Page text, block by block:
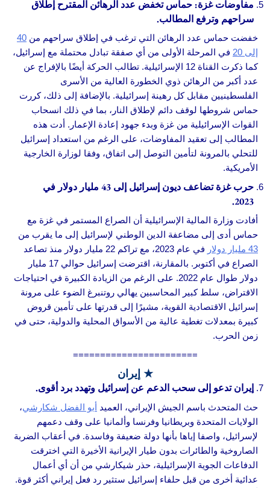
مفاوضات غزة: حماس تخفض عدد الرهائن المقترح إطلاق
سراحهم وترفع المطالب.
خفضت حماس عدد الرهائن التي ترغب في إطلاق سراحهم من 40
إلى 20
في المرحلة الأولى من أي صفقة تبادل محتملة مع إسرائيل،
كما ذكرت القناة 12 الإسرائيلية. تطالب الحركة أيضًا بالإفراج عن
عدد أكبر من الرهائن ذوي الخطورة العالية من الأسرى
الفلسطينيين مقابل كل رهينة إسرائيلية. بالإضافة إلى ذلك، كررت
حماس شروطها لوقف دائم لإطلاق النار، بما في ذلك انسحاب
القوات الإسرائيلية من غزة وبدء جهود إعادة الإعمار. أدت هذه
المطالب إلى تعقيد المفاوضات، على الرغم من استعداد إسرائيل
للتحلي بالمرونة لتأمين التوصل إلى اتفاق، وفقا لوزارة الخارجية
الأمريكية.
حرب غزة تضاعف ديون إسرائيل إلى 43 مليار دولار في
2023.
أفادت وزارة المالية الإسرائيلية أن الصراع المستمر في غزة مع
حماس أدى إلى مضاعفة الدين الوطني لإسرائيل إلى ما يقرب من
43 مليار دولار
في عام 2023، مع تراكم 22 مليار دولار منذ تصاعد
الصراع في أكتوبر. بالمقارنة، اقترضت إسرائيل حوالي 17 مليار
دولار طوال عام 2022. على الرغم من الزيادة الكبيرة في احتياجات
الاقتراض، سلط كبير المحاسبين يهالي روتنبرغ الضوء على مرونة
إسرائيل الاقتصادية القوية، مشيرًا إلى قدرتها على تأمين قروض
كبيرة بمعدلات تغطية عالية من الأسواق المحلية والدولية، حتى في
زمن الحرب.
=======================
★ إيران
إيران تدعو إلى سحب الدعم عن إسرائيل وتهدد برد أقوى.
حث المتحدث باسم الجيش الإيراني، العميد أبو الفضل شكارشي،
الولايات المتحدة وبريطانيا وفرنسا وألمانيا على وقف دعمهم
لإسرائيل، واصفا إياها بأنها دولة ضعيفة وفاسدة. في أعقاب الضربة
الصاروخية والطائرات بدون طيار الإيرانية الأخيرة التي اخترقت
الدفاعات الجوية الإسرائيلية، حذر شيكارشي من أن أي أعمال
عدائية أخرى من قبل حلفاء إسرائيل ستثير رد فعل إيراني أكثر قوة.